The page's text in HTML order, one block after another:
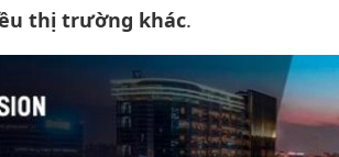
thị trường khác.